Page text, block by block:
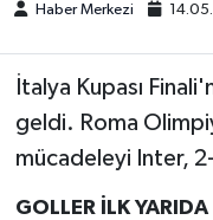
Haber Merkezi
İtalya Kupası
geldi. Roma
mücadeleyi Inter,
GOLLER İLK YARIDA